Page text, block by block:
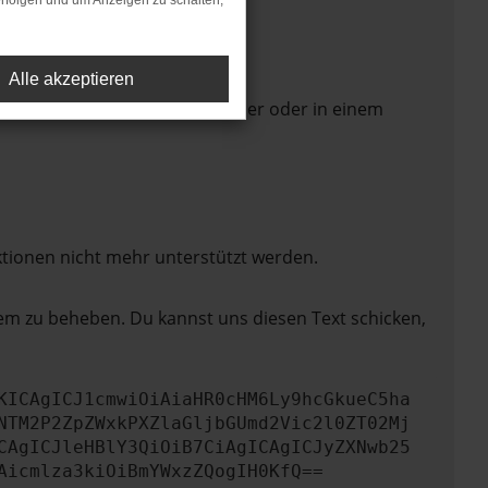
in einem anderen Browser oder in einem
nicht mehr unterstützt werden.
zu beheben. Du kannst uns diesen Text schicken,
Alle akzeptieren